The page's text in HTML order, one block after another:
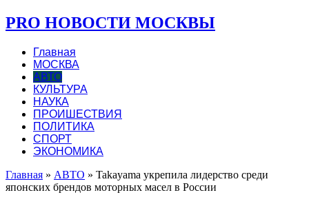
PRO НОВОСТИ МОСКВЫ
Главная
МОСКВА
АВТО
КУЛЬТУРА
НАУКА
ПРОИШЕСТВИЯ
ПОЛИТИКА
СПОРТ
ЭКОНОМИКА
Главная » АВТО » Takayama укрепила лидерство среди
японских брендов моторных масел в России